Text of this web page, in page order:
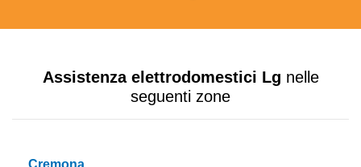
Assistenza elettrodomestici Lg nelle
seguenti zone